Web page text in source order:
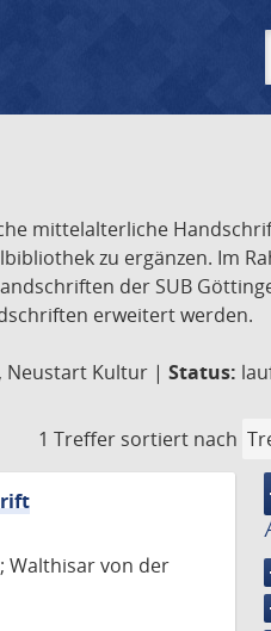
mittelalterliche
zu ergänzen. Im
der SUB
erweitert werden.
Neustart Kultur | Status:
1 Treffer sortiert nach
Walthisar von der